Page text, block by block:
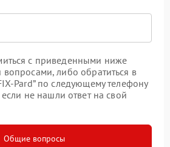
с приведенными ниже
либо обратиться в
Pard” по следующему телефону
если не нашли ответ на свой
Общие вопросы